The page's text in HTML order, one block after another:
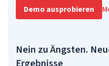
Demo ausprobieren
Nein zu Ängsten.